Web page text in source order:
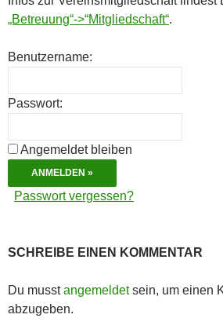
„Betreuung“->“Mitgliedschaft“.
Benutzername:
Passwort:
Angemeldet bleiben
Passwort vergessen?
SCHREIBE EINEN KOMMENTAR
Du musstangemeldetsein, um einen
abzugeben.